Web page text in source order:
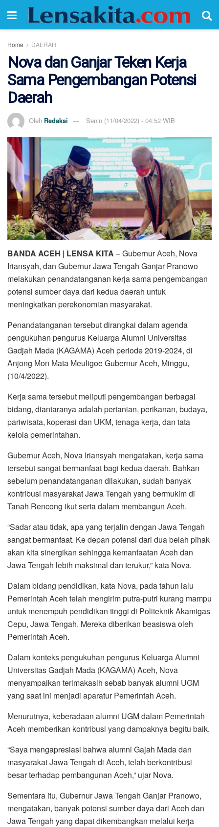
Home DAERAH
Nova dan Ganjar Teken Kerja
Sama Pengembangan Potensi
Daerah
Oleh Redaksi Senin (11/04/2022) - 04:52 WIB
BANDA ACEH | LENSA KITA – Gubernur Aceh, Nova
Iriansyah, dan Gubernur Jawa Tengah Ganjar Pranowo
melakukan penandatanganan kerja sama pengembangan
potensi sumber daya dari kedua daerah untuk
meningkatkan perekonomian masyarakat.
Penandatanganan tersebut dirangkai dalam agenda
pengukuhan pengurus Keluarga Alumni Universitas
Gadjah Mada (KAGAMA) Aceh periode 2019-2024, di
Anjong Mon Mata Meuligoe Gubernur Aceh, Minggu,
(10/4/2022).
Kerja sama tersebut meliputi pengembangan berbagai
bidang, diantaranya adalah pertanian, perikanan, budaya,
pariwisata, koperasi dan UKM, tenaga kerja, dan tata
kelola pemerintahan.
Gubernur Aceh, Nova Iriansyah mengatakan, kerja sama
tersebut sangat bermanfaat bagi kedua daerah. Bahkan
sebelum penandatanganan dilakukan, sudah banyak
kontribusi masyarakat Jawa Tengah yang bermukim di
Tanah Rencong ikut serta dalam membangun Aceh.
“Sadar atau tidak, apa yang terjalin dengan Jawa Tengah
sangat bermanfaat. Ke depan potensi dari dua belah pihak
akan kita sinergikan sehingga kemanfaatan Aceh dan
Jawa Tengah lebih maksimal dan terukur,” kata Nova.
Dalam bidang pendidikan, kata Nova, pada tahun lalu
Pemerintah Aceh telah mengirim putra-putri kurang mampu
untuk menempuh pendidikan tinggi di Politeknik Akamigas
Cepu, Jawa Tengah. Mereka diberikan beasiswa oleh
Pemerintah Aceh.
Dalam konteks pengukuhan pengurus Keluarga Alumni
Universitas Gadjah Mada (KAGAMA) Aceh, Nova
menyampaikan terimakasih sebab banyak alumni UGM
yang saat ini menjadi aparatur Pemerintah Aceh.
Menurutnya, keberadaan alumni UGM dalam Pemerintah
Aceh memberikan kontribusi yang dampaknya begitu baik.
“Saya mengapresiasi bahwa alumni Gajah Mada dan
masyarakat Jawa Tengah di Aceh, telah berkontribusi
besar terhadap pembangunan Aceh,” ujar Nova.
Sementara itu, Gubernur Jawa Tengah Ganjar Pranowo,
mengatakan, banyak potensi sumber daya dari Aceh dan
Jawa Tengah yang dapat dikembangkan melalui kerja